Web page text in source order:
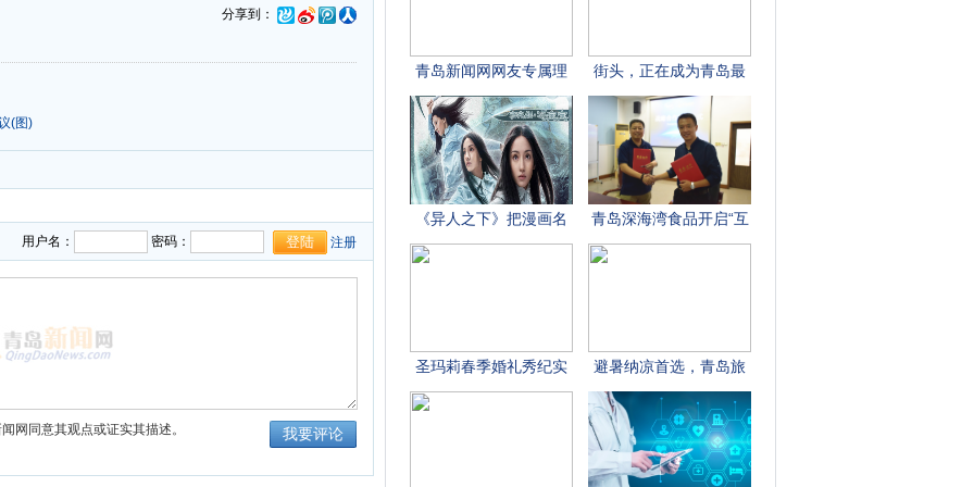
分享到：
(图)
用户名： 密码： 注册
网同意其观点或证实其描述。